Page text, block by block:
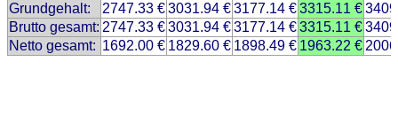
Grundgehalt:
2747.33 €3031.94 €3177.14 €3315.11 €
Brutto gesamt: 2747.33 €3031.94 €3177.14 €3315.11 €
Netto gesamt: 1692.00 € 1829.60 € 1898.49 € 1963.22 €